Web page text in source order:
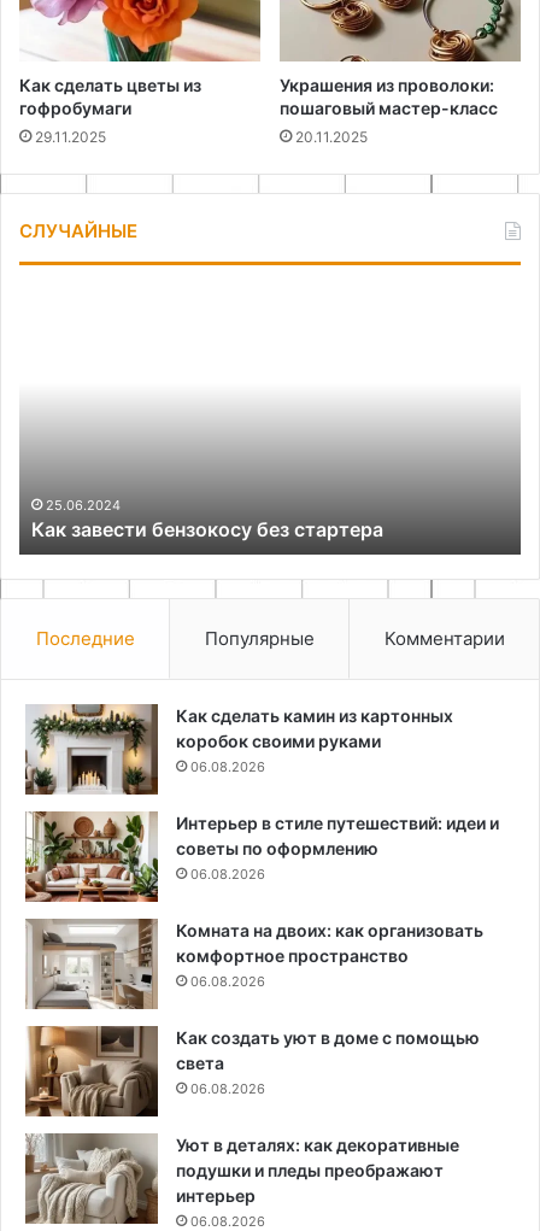
Как сделать цветы из
гофробумаги
29.11.2025
Украшения из проволоки:
пошаговый мастер-класс
20.11.2025
СЛУЧАЙНЫЕ
25.06.2024
Как завести бензокосу без стартера
Последние Популярные Комментарии
Как сделать камин из картонных
коробок своими руками
06.08.2026
Интерьер в стиле путешествий: идеи и
советы по оформлению
06.08.2026
Комната на двоих: как организовать
комфортное пространство
06.08.2026
Как создать уют в доме с помощью
света
06.08.2026
Уют в деталях: как декоративные
подушки и пледы преображают
интерьер
06.08.2026